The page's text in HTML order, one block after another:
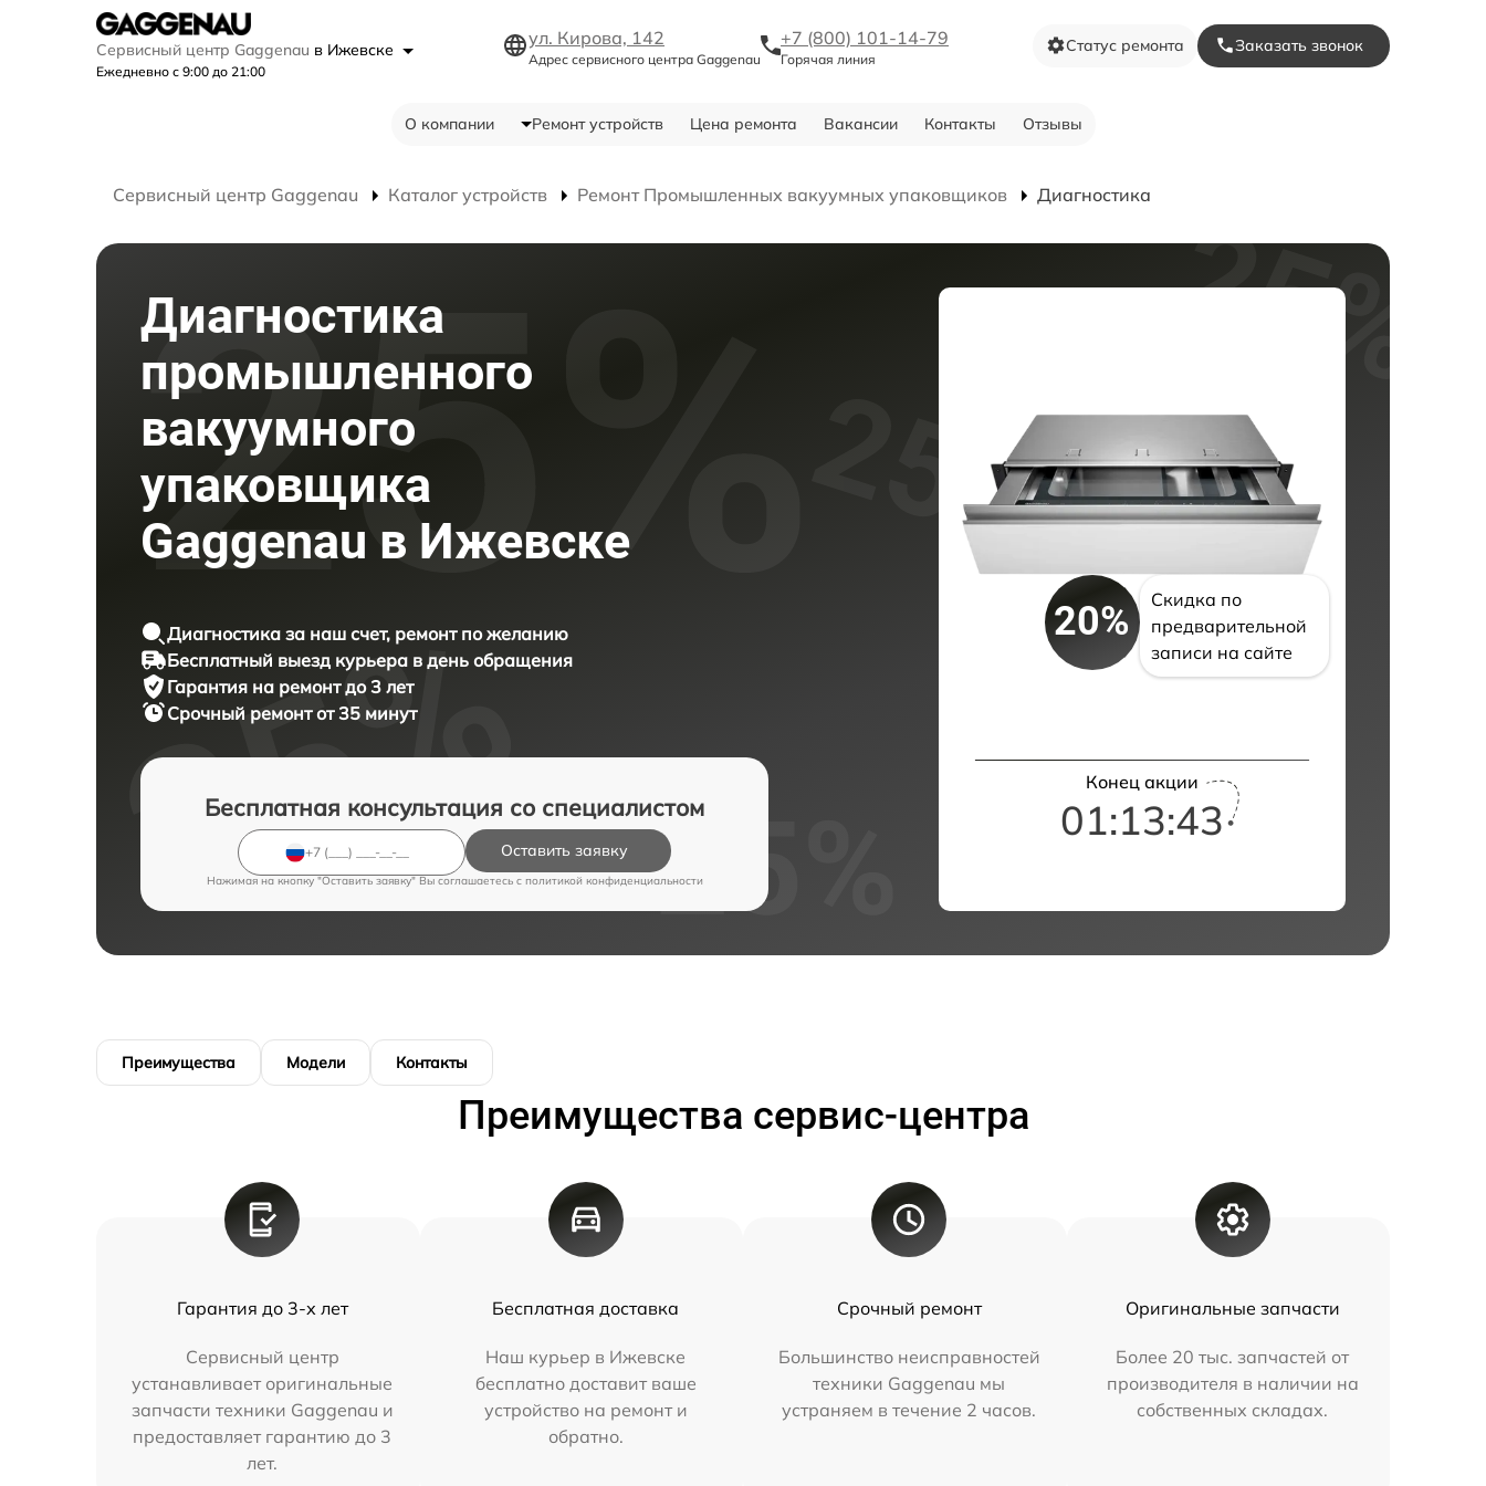
Сервисный центр Gaggenau в Ижевске
Ежедневно с 9:00 до 21:00
ул. Кирова, 142
Адрес сервисного центра Gaggenau
+7 (800) 101-14-79
Горячая линия
Статус ремонта Заказать звонок
О компании Ремонт устройств Цена ремонта Вакансии Контакты Отзывы
Сервисный центр Gaggenau Каталог устройств Ремонт Промышленных вакуумных упаковщиков Диагностика
Диагностика
промышленного
вакуумного
упаковщика
Gaggenau в Ижевске
Диагностика за наш счет, ремонт по желанию
Бесплатный выезд курьера в день обращения
Гарантия на ремонт до 3 лет
Срочный ремонт от 35 минут
Бесплатная консультация со специалистом
Оставить заявку
Нажимая на кнопку "Оставить заявку" Вы соглашаетесь c политикой конфиденциальности
20%
Скидка по
предварительной
записи на сайте
Конец акции
01:13:41
Преимущества Модели Контакты
Преимущества сервис-центра
Гарантия до 3-х лет
Сервисный центр
устанавливает оригинальные
запчасти техники Gaggenau и
предоставляет гарантию до 3
лет.
Бесплатная доставка
Наш курьер в Ижевске
бесплатно доставит ваше
устройство на ремонт и
обратно.
Срочный ремонт
Большинство неисправностей
техники Gaggenau мы
устраняем в течение 2 часов.
Оригинальные запчасти
Более 20 тыс. запчастей от
производителя в наличии на
собственных складах.